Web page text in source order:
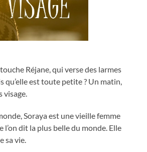
Réjane, qui verse des larmes
qu’elle est toute petite ? Un matin,
visage.
Soraya est une vieille femme
dit la plus belle du monde. Elle
sa vie.